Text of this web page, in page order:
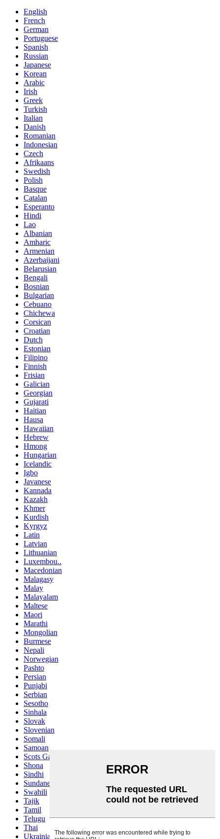
English
French
German
Portuguese
Spanish
Russian
Japanese
Korean
Arabic
Irish
Greek
Turkish
Italian
Danish
Romanian
Indonesian
Czech
Afrikaans
Swedish
Polish
Basque
Catalan
Esperanto
Hindi
Lao
Albanian
Amharic
Armenian
Azerbaijani
Belarusian
Bengali
Bosnian
Bulgarian
Cebuano
Chichewa
Corsican
Croatian
Dutch
Estonian
Filipino
Finnish
Frisian
Galician
Georgian
Gujarati
Haitian
Hausa
Hawaiian
Hebrew
Hmong
Hungarian
Icelandic
Igbo
Javanese
Kannada
Kazakh
Khmer
Kurdish
Kyrgyz
Latin
Latvian
Lithuanian
Luxembou..
Macedonian
Malagasy
Malay
Malayalam
Maltese
Maori
Marathi
Mongolian
Burmese
Nepali
Norwegian
Pashto
Persian
Punjabi
Serbian
Sesotho
Sinhala
Slovak
Slovenian
Somali
Samoan
Scots Gaelic
Shona
Sindhi
Sundanese
Swahili
Tajik
Tamil
Telugu
Thai
Ukrainian